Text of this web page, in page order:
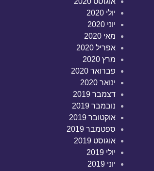
יולי 2020
יוני 2020
מאי 2020
אפריל 2020
מרץ 2020
פברואר 2020
ינואר 2020
דצמבר 2019
נובמבר 2019
אוקטובר 2019
ספטמבר 2019
אוגוסט 2019
יולי 2019
יוני 2019